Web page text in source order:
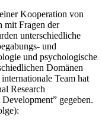
Kooperation von
mit Fragen der
unterschiedliche
und
und psychologische
Domänen
Team hat
Research
gegeben.